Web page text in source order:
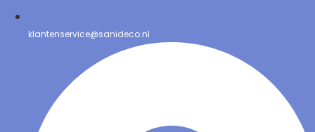
klantenservice@sanideco.nl